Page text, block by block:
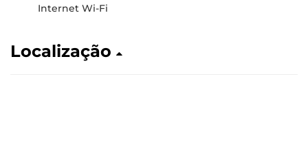
Internet Wi-Fi
Localização